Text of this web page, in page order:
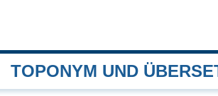
TOPONYM UND